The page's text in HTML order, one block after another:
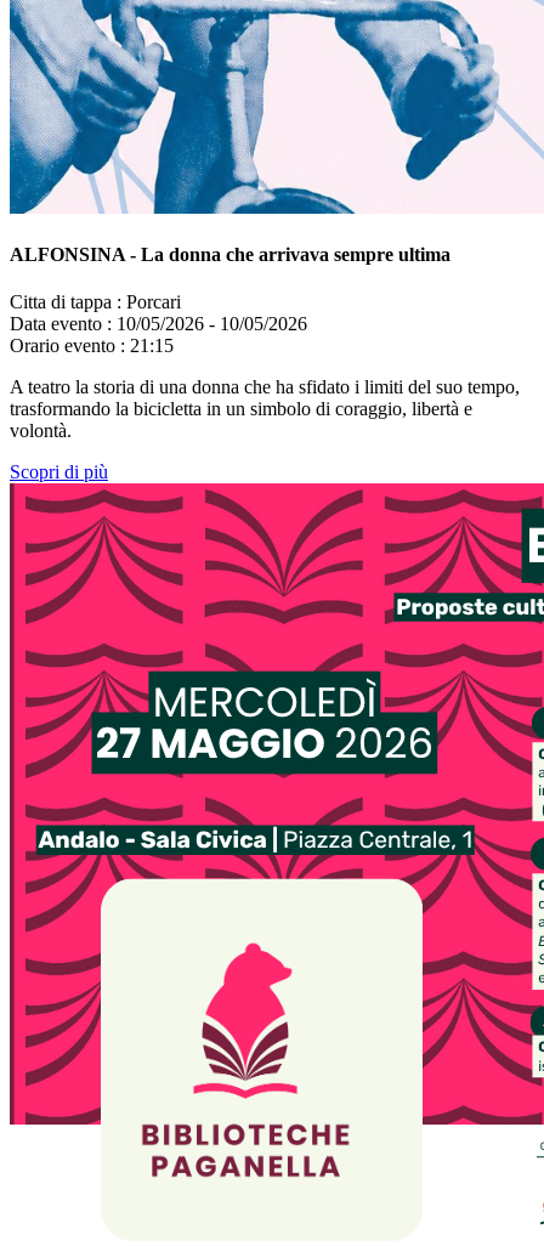
ALFONSINA - La donna che arrivava sempre ultima
Citta di tappa : Porcari
Data evento : 10/05/2026 - 10/05/2026
Orario evento : 21:15
A teatro la storia di una donna che ha sfidato i limiti del suo tempo,
trasformando la bicicletta in un simbolo di coraggio, libertà e
volontà.
Scopri di più